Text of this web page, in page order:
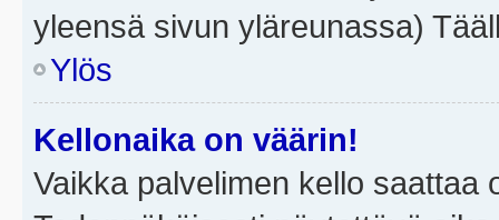
yleensä sivun yläreunassa)
Ylös
Kellonaika on väärin!
Vaikka palvelimen kello saattaa